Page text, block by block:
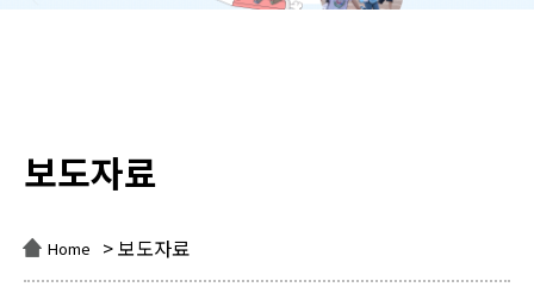
보도자료
Home > 보도자료